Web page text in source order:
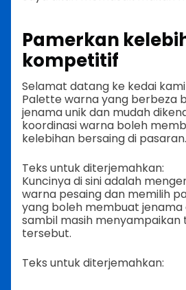
Pamerkan
kompetitif
Selamat datang ke kedai
Palette warna yang berbeza
jenama unik dan mudah
koordinasi warna boleh
kelebihan bersaing di pasaran.
Teks untuk diterjemahkan:
Kuncinya di sini adalah
warna pesaing dan memilih
yang boleh membuat jenama
sambil masih menyampaikan
tersebut.
Teks untuk diterjemahkan: